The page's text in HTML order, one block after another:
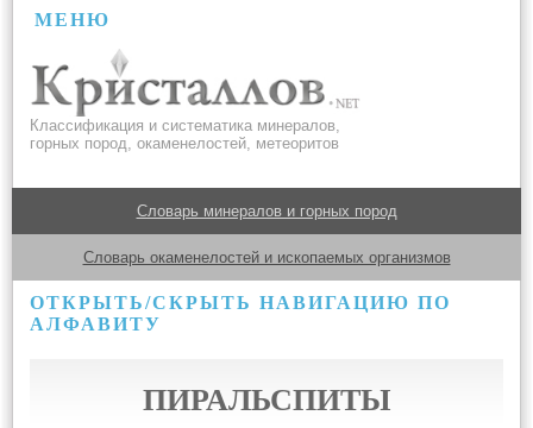
МЕНЮ
Классификация и систематика минералов,
горных пород, окаменелостей, метеоритов
Словарь минералов и горных пород
Словарь окаменелостей и ископаемых организмов
ОТКРЫТЬ/СКРЫТЬ НАВИГАЦИЮ ПО
АЛФАВИТУ
ПИРАЛЬСПИТЫ